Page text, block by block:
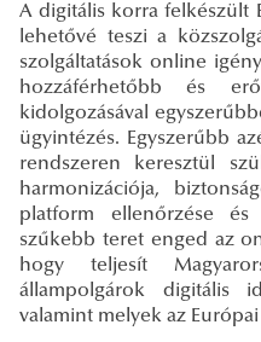
A digitális korra felkészült
lehetővé teszi a
szolgáltatások online
hozzáférhetőbb és
kidolgozásával
ügyintézés. Egyszerűbb
rendszeren keresztül
harmonizációja,
platform ellenőrzése
szűkebb teret enged az
hogy teljesít
állampolgárok digitális
valamint melyek az